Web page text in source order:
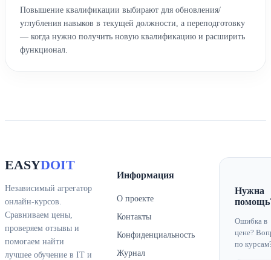
Повышение квалификации выбирают для обновления/
углубления навыков в текущей должности, а переподготовку
— когда нужно получить новую квалификацию и расширить
функционал.
EASYDOIT
Независимый агрегатор
онлайн-курсов.
Сравниваем цены,
проверяем отзывы и
помогаем найти
лучшее обучение в IT и
Информация
О проекте
Контакты
Конфиденциальность
Журнал
Нужна
Ошибка в
цене?
по